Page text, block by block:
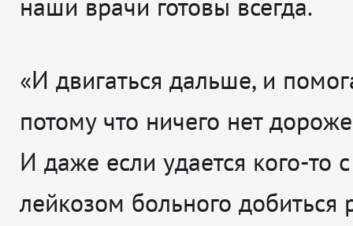
«И двигаться дальше, и
потому что ничего нет
И даже если удается кого-то
лейкозом больного добиться